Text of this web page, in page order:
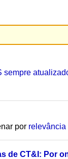
sempre
por relevância
de CT&I: Por